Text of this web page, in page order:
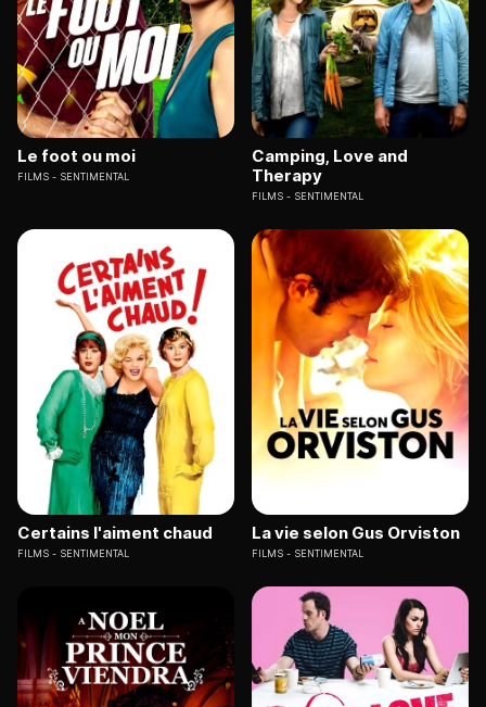
Le foot ou moi
FILMS SENTIMENTAL
Camping, Love and
Therapy
FILMS SENTIMENTAL
Certains l'aiment chaud
FILMS SENTIMENTAL
La vie selon Gus Orviston
FILMS SENTIMENTAL